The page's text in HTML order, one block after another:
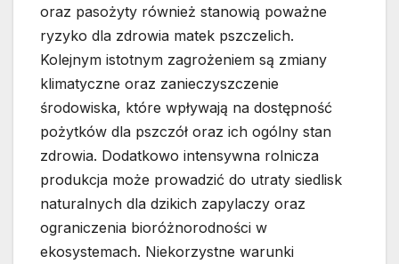
oraz pasożyty również stanowią poważne
ryzyko dla zdrowia matek pszczelich.
Kolejnym istotnym zagrożeniem są zmiany
klimatyczne oraz zanieczyszczenie
środowiska, które wpływają na dostępność
pożytków dla pszczół oraz ich ogólny stan
zdrowia. Dodatkowo intensywna rolnicza
produkcja może prowadzić do utraty siedlisk
naturalnych dla dzikich zapylaczy oraz
ograniczenia bioróżnorodności w
ekosystemach. Niekorzystne warunki